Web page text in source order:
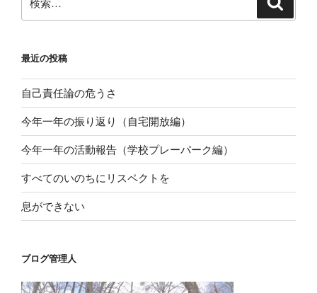
シ
索:
最近の投稿
自己責任論の危うさ
今年一年の振り返り（自宅開放編）
今年一年の活動報告（学校プレーパーク編）
すべてのいのちにリスペクトを
息ができない
ブログ管理人